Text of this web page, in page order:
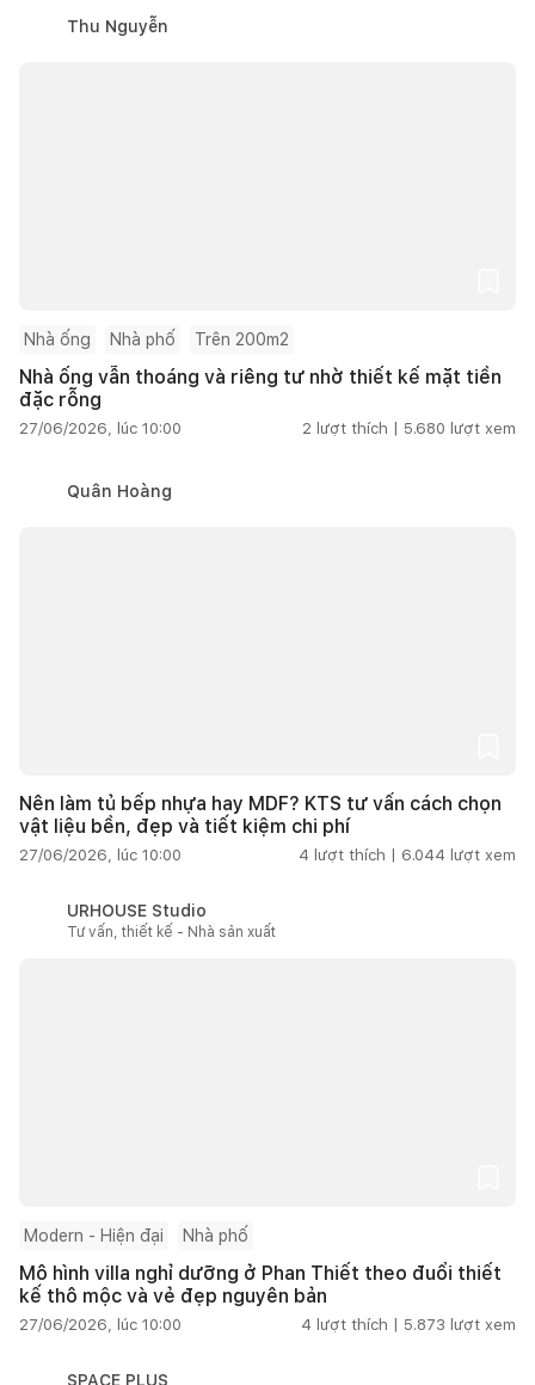
Thu Nguyễn
Nhà ống Nhà phố Trên 200m2
Nhà ống vẫn thoáng và riêng tư nhờ thiết kế mặt tiền
đặc rỗng
27/06/2026, lúc 10:00 2 lượt thích | 5.680 lượt xem
Quân Hoàng
Nên làm tủ bếp nhựa hay MDF? KTS tư vấn cách chọn
vật liệu bền, đẹp và tiết kiệm chi phí
27/06/2026, lúc 10:00 4 lượt thích | 6.044 lượt xem
URHOUSE Studio
Tư vấn, thiết kế - Nhà sản xuất
Modern - Hiện đại Nhà phố
Mô hình villa nghỉ dưỡng ở Phan Thiết theo đuổi thiết
kế thô mộc và vẻ đẹp nguyên bản
27/06/2026, lúc 10:00 4 lượt thích | 5.873 lượt xem
SPACE PLUS